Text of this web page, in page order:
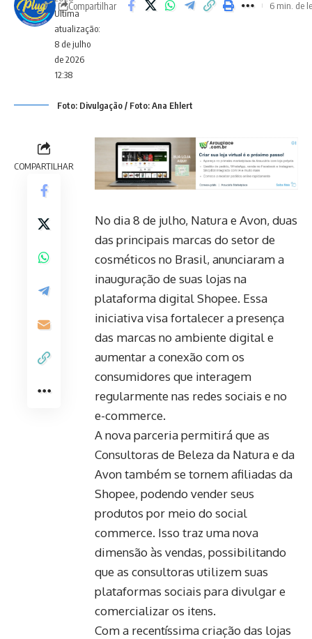
Ultima
atualização:
8 de julho
de 2026
12:38
Compartilhar 6 min. de
Foto: Divulgação / Foto: Ana Ehlert
COMPARTILHAR
No dia 8 de julho, Natura e Avon, duas
das principais marcas do setor de
cosméticos no Brasil, anunciaram a
inauguração de suas lojas na
plataforma digital Shopee. Essa
iniciativa visa fortalecer a presença
das marcas no ambiente digital e
aumentar a conexão com os
consumidores que interagem
regularmente nas redes sociais e no
e-commerce.
A nova parceria permitirá que as
Consultoras de Beleza da Natura e da
Avon também se tornem afiliadas da
Shopee, podendo vender seus
produtos por meio do social
commerce. Isso traz uma nova
dimensão às vendas, possibilitando
que as consultoras utilizem suas
plataformas sociais para divulgar e
comercializar os itens.
Com a recentíssima criação das lojas